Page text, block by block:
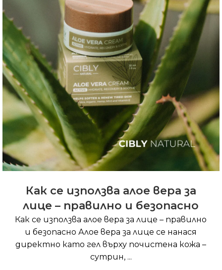
Как се използва алое вера за
лице – правилно и безопасно
Как се използва алое вера за лице – правилно
и безопасно Алое вера за лице се нанася
директно като гел върху почистена кожа –
сутрин, ...